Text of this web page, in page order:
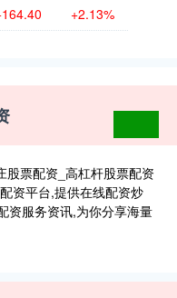
+2.13%
股票配资_高杠杆股票配资
资平台,提供在线配资炒
资服务资讯,为你分享海量